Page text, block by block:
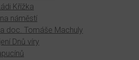
Křížka
náměstí
doc. Tomáše Machuly
Dnů víry